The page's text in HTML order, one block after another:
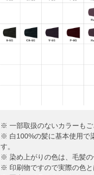
※ 一部取扱のないカラーもご
※ 白100%の髪に基本使用で
す。
※ 染め上がりの色は、毛髪
※ 印刷物ですので実際の色